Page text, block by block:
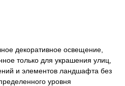
декоративное освещение,
только для украшения улиц,
и элементов ландшафта без
уровня